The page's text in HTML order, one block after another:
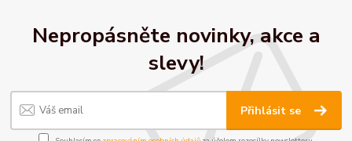
Nepropásněte novinky, akce a
slevy!
Přihlásit se